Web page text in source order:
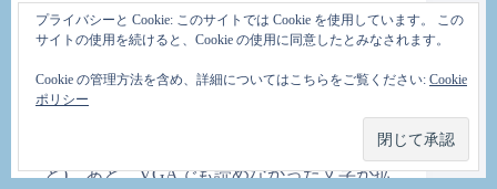
しかしだ。面倒くさいのはそうなんだけ
ど、しっかり決まると古いHMDとは比べ物
チワイドモニタを50cmくらい手前で見てる
感じかなあ。普段俺は21インチを２枚、1m
い(とは言え普段は２枚だからあれなんだけ
ど)。あと、VGAでも読めなかった文字が拡
プライバシーと Cookie: このサイトでは Cookie を使用しています。 この
サイトの使用を続けると、Cookie の使用に同意したとみなされます。
Cookie の管理方法を含め、詳細についてはこちらをご覧ください: Cookie
ポリシー